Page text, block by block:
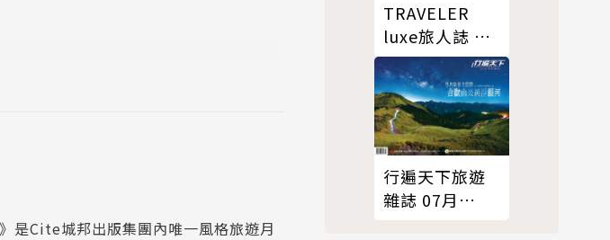
計畫，堪稱是一座以文學氣息療癒身
力。
是Cite城邦出版集團內唯一風格旅遊月
TRAVELER
luxe旅人誌 08
月號/2017 第
147期
行遍天下旅遊
雜誌 07月